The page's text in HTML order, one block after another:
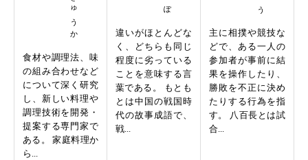
食材や調理法、味
の組み合わせなど
について深く研究
し、新しい料理や
調理技術を開発・
提案する専門家で
ある。 家庭料理か
ら...
違いがほとんどな
く、どちらも同じ
程度に劣っている
ことを意味する言
葉である。 もとも
とは中国の戦国時
代の故事成語で、
戦...
主に相撲や競技な
どで、ある一人の
参加者が事前に結
果を操作したり、
勝敗を不正に決め
たりする行為を指
す。 八百長とは試
合...